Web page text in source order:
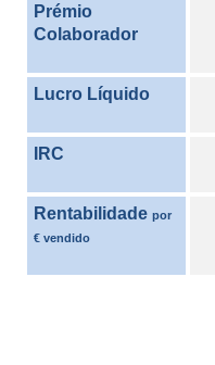
Prémio
Colaborador
Lucro Líquido
IRC
Rentabilidade por
€ vendido